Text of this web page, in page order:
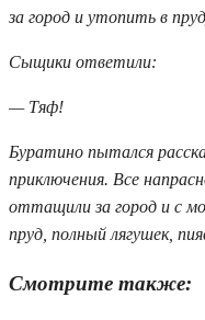
за город и утопить в
Сыщики ответили:
— Тяф!
Буратино пытался
приключения. Все
оттащили за город и с
пруд, полный лягушек,
Смотрите также: